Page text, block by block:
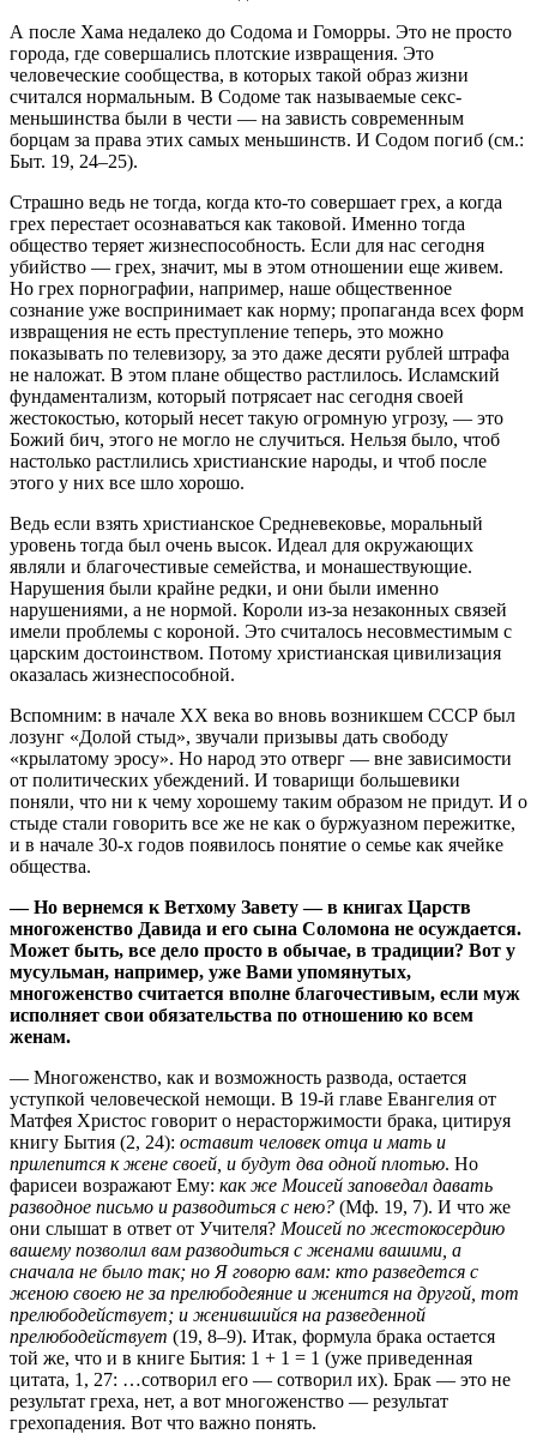
А после Хама недалеко до Содома и Гоморры. Это не просто
города, где совершались плотские извращения. Это
человеческие сообщества, в которых такой образ жизни
считался нормальным. В Содоме так называемые секс-
меньшинства были в чести — на зависть современным
борцам за права этих самых меньшинств. И Содом погиб (см.:
Быт. 19, 24–25).
Страшно ведь не тогда, когда кто-то совершает грех, а когда
грех перестает осознаваться как таковой. Именно тогда
общество теряет жизнеспособность. Если для нас сегодня
убийство — грех, значит, мы в этом отношении еще живем.
Но грех порнографии, например, наше общественное
сознание уже воспринимает как норму; пропаганда всех форм
извращения не есть преступление теперь, это можно
показывать по телевизору, за это даже десяти рублей штрафа
не наложат. В этом плане общество растлилось. Исламский
фундаментализм, который потрясает нас сегодня своей
жестокостью, который несет такую огромную угрозу, — это
Божий бич, этого не могло не случиться. Нельзя было, чтоб
настолько растлились христианские народы, и чтоб после
этого у них все шло хорошо.
Ведь если взять христианское Средневековье, моральный
уровень тогда был очень высок. Идеал для окружающих
являли и благочестивые семейства, и монашествующие.
Нарушения были крайне редки, и они были именно
нарушениями, а не нормой. Короли из-за незаконных связей
имели проблемы с короной. Это считалось несовместимым с
царским достоинством. Потому христианская цивилизация
оказалась жизнеспособной.
Вспомним: в начале ХХ века во вновь возникшем СССР был
лозунг «Долой стыд», звучали призывы дать свободу
«крылатому эросу». Но народ это отверг — вне зависимости
от политических убеждений. И товарищи большевики
поняли, что ни к чему хорошему таким образом не придут. И о
стыде стали говорить все же не как о буржуазном пережитке,
и в начале 30-х годов появилось понятие о семье как ячейке
общества.
— Но вернемся к Ветхому Завету — в книгах Царств
многоженство Давида и его сына Соломона не осуждается.
Может быть, все дело просто в обычае, в традиции? Вот у
мусульман, например, уже Вами упомянутых,
многоженство считается вполне благочестивым, если муж
исполняет свои обязательства по отношению ко всем
женам.
— Многоженство, как и возможность развода, остается
уступкой человеческой немощи. В 19-й главе Евангелия от
Матфея Христос говорит о нерасторжимости брака, цитируя
книгу Бытия (2, 24): оставит человек отца и мать и
прилепится к жене своей, и будут два одной плотью. Но
фарисеи возражают Ему: как же Моисей заповедал давать
разводное письмо и разводиться с нею? (Мф. 19, 7). И что же
они слышат в ответ от Учителя? Моисей по жестокосердию
вашему позволил вам разводиться с женами вашими, а
сначала не было так; но Я говорю вам: кто разведется с
женою своею не за прелюбодеяние и женится на другой, тот
прелюбодействует; и женившийся на разведенной
прелюбодействует (19, 8–9). Итак, формула брака остается
той же, что и в книге Бытия: 1 + 1 = 1 (уже приведенная
цитата, 1, 27: …сотворил его — сотворил их). Брак — это не
результат греха, нет, а вот многоженство — результат
грехопадения. Вот что важно понять.